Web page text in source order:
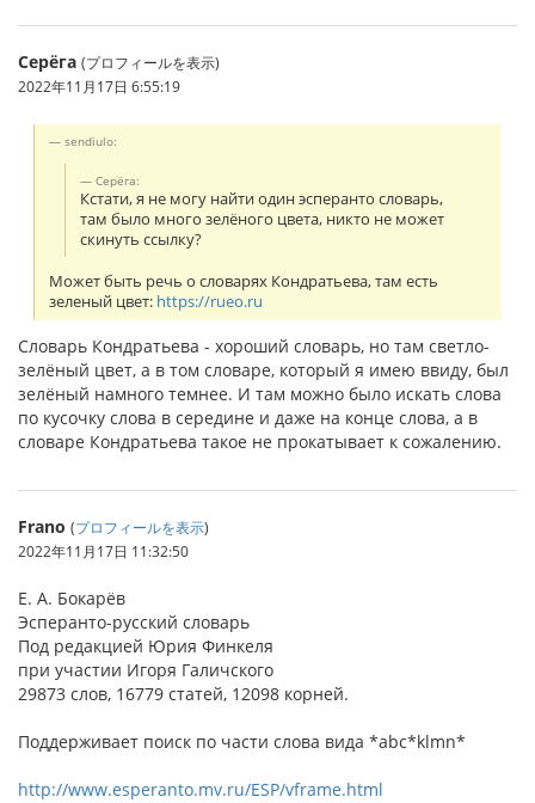
Серёга (プロフィールを表示)
2022年11月17日 6:55:19
sendiulo:
Серёга:
Кстати, я не могу найти один эсперанто словарь,
там было много зелёного цвета, никто не может
скинуть ссылку?
Может быть речь о словарях Кондратьева, там есть
зеленый цвет: https://rueo.ru
Словарь Кондратьева - хороший словарь, но там светло-
зелёный цвет, а в том словаре, который я имею ввиду, был
зелёный намного темнее. И там можно было искать слова
по кусочку слова в середине и даже на конце слова, а в
словаре Кондратьева такое не прокатывает к сожалению.
Frano (プロフィールを表示)
2022年11月17日 11:32:50
Е. А. Бокарёв
Эсперанто-русский словарь
Под редакцией Юрия Финкеля
при участии Игоря Галичского
29873 слов, 16779 статей, 12098 корней.
Поддерживает поиск по части слова вида *abc*klmn*
http://www.esperanto.mv.ru/ESP/vframe.html